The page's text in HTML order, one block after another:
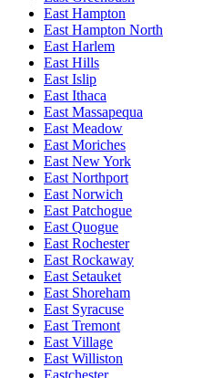
East Hampton
East Hampton North
East Harlem
East Hills
East Islip
East Ithaca
East Massapequa
East Meadow
East Moriches
East New York
East Northport
East Norwich
East Patchogue
East Quogue
East Rochester
East Rockaway
East Setauket
East Shoreham
East Syracuse
East Tremont
East Village
East Williston
Eastchester